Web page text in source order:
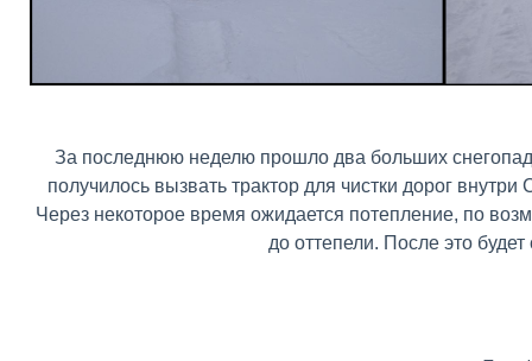
За последнюю неделю прошло два больших
получилось вызвать трактор для чистки дорог
Через некоторое время ожидается потепление, по
до оттепели. После это